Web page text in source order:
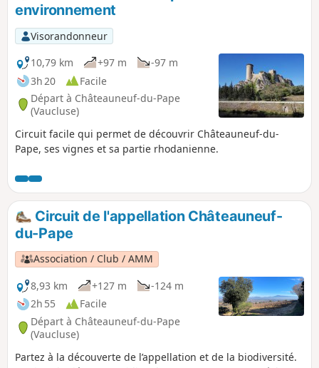
improbable. Accessible au plus grand
nombre, comportant très peu de
dénivelé, prévoyez tout de même de
bonnes chaussures pour faire face aux
nombreux galets et cailloux présents
sur votre route.
environnement
Visorandonneur
10,79 km
+97 m
-97 m
3h 20
Facile
Départ à Châteauneuf-du-Pape
(Vaucluse)
Circuit facile qui permet de découvrir Châteauneuf-du-
Pape, ses vignes et sa partie rhodanienne.
Circuit de l'appellation Châteauneuf-
du-Pape
Association / Club / AMM
8,93 km
+127 m
-124 m
2h 55
Facile
Départ à Châteauneuf-du-Pape
(Vaucluse)
Partez à la découverte de l’appellation et de la biodiversité.